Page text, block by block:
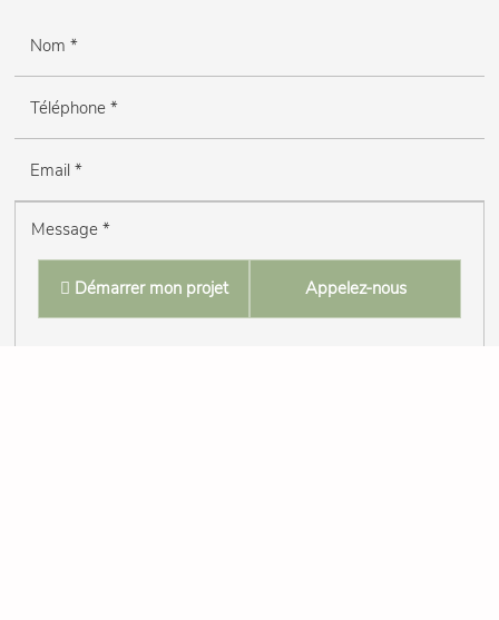
Démarrer mon projet Appelez-nous